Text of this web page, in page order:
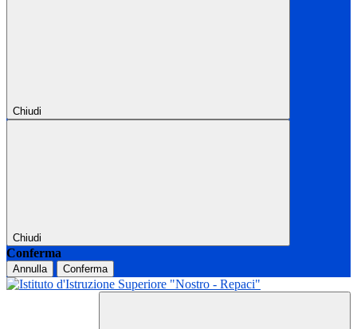
Chiudi
Chiudi
Conferma
Annulla Conferma